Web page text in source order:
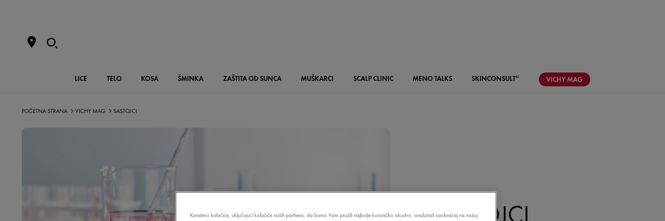
LICE TELO KOSA ŠMINKA ZAŠTITA OD SUNCA MUŠKARCI SCALPCLINIC MENOTALKS SKINCONSULTAI VICHYMAG
POČETNA STRANA VICHY MAG SASTOJCI
SASTOJCI
Koristimo kolačiće, uključujući kolačiće naših partnera, da bismo Vam pružili najbolje korisničko iskustvo, analizirali saobraćaj na našoj